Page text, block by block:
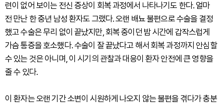
련이 없어 보이는 전신 증상이 회복 과정에서 나타나기도 한다. 얼마
전 만난 한 중년 남성 환자도 그랬다. 오랜 배뇨 불편으로 수술을 결정
했고 수술은 무리 없이 끝났지만, 회복 중이던 밤 시간에 갑작스럽게
가슴 통증을 호소했다. 수술이 잘 끝났다고 해서 회복 과정까지 안심할
수 있는 것은 아니며, 이 시기의 관찰과 대응이 환자 안전에 큰 영향을
줄 수 있다.
이 환자는 오랜 기간 소변이 시원하게 나오지 않는 불편을 겪다가 충분